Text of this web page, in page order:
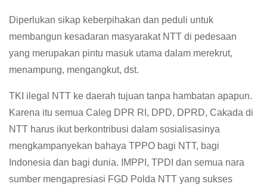
Diperlukan sikap keberpihakan dan peduli untuk
membangun kesadaran masyarakat NTT di pedesaan
yang merupakan pintu masuk utama dalam merekrut,
menampung, mengangkut, dst.
TKI ilegal NTT ke daerah tujuan tanpa hambatan apapun.
Karena itu semua Caleg DPR RI, DPD, DPRD, Cakada di
NTT harus ikut berkontribusi dalam sosialisasinya
mengkampanyekan bahaya TPPO bagi NTT, bagi
Indonesia dan bagi dunia. IMPPI, TPDI dan semua nara
sumber mengapresiasi FGD Polda NTT yang sukses